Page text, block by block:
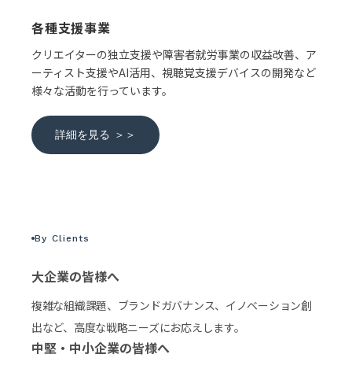
各種支援事業
クリエイターの独立支援や障害者就労事業の収益改善、ア
ーティスト支援やAI活用、視聴覚支援デバイスの開発など
様々な活動を行っています。
詳細を見る ＞＞
By Clients
大企業の皆様へ
複雑な組織課題、ブランドガバナンス、イノベーション創
出など、高度な戦略ニーズにお応えします。
中堅・中小企業の皆様へ